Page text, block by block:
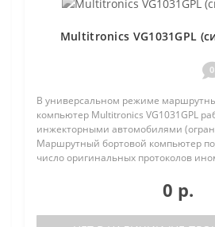
Multitronics VG1031GPL
0
В универсальном режиме
компьютер Multitronics VG1031GPL
инжекторными автомобилями
Маршрутный бортовой компьютер
число оригинальных протоколов
0 р.